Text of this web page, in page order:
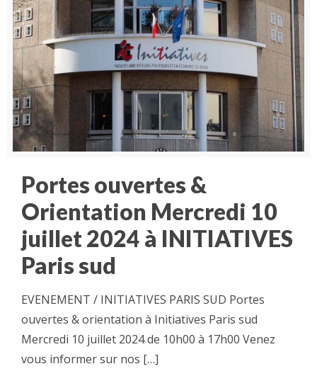
Portes ouvertes &
Orientation Mercredi 10
juillet 2024 à INITIATIVES
Paris sud
EVENEMENT / INITIATIVES PARIS SUD Portes
ouvertes & orientation à Initiatives Paris sud
Mercredi 10 juillet 2024 de 10h00 à 17h00 Venez
vous informer sur nos […]